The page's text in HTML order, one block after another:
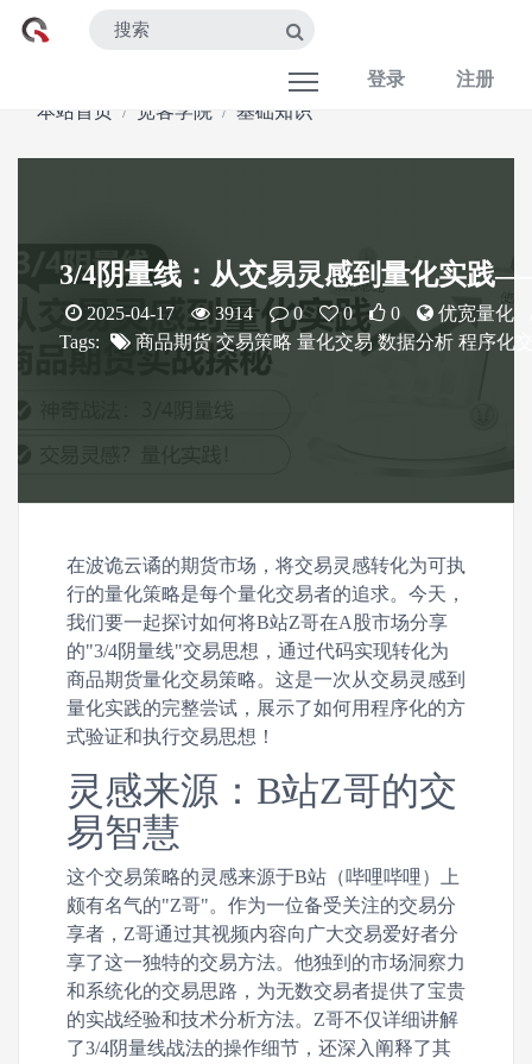
登录
注册
本站首页
宽客学院 基础知识
3/4阴量线：从交易灵感到量化实践
2025-04-17 3914 0 0 0
优宽量化
Tags:
商品期货 交易策略 量化交易 数据分析 程序化
在波诡云谲的期货市场，将交易灵感转化为可执
行的量化策略是每个量化交易者的追求。今天，
我们要一起探讨如何将B站Z哥在A股市场分享
的"3/4阴量线"交易思想，通过代码实现转化为
商品期货量化交易策略。这是一次从交易灵感到
量化实践的完整尝试，展示了如何用程序化的方
式验证和执行交易思想！
灵感来源：B站Z哥的交
易智慧
这个交易策略的灵感来源于B站（哔哩哔哩）上
颇有名气的"Z哥"。作为一位备受关注的交易分
享者，Z哥通过其视频内容向广大交易爱好者分
享了这一独特的交易方法。他独到的市场洞察力
和系统化的交易思路，为无数交易者提供了宝贵
的实战经验和技术分析方法。Z哥不仅详细讲解
了3/4阴量线战法的操作细节，还深入阐释了其